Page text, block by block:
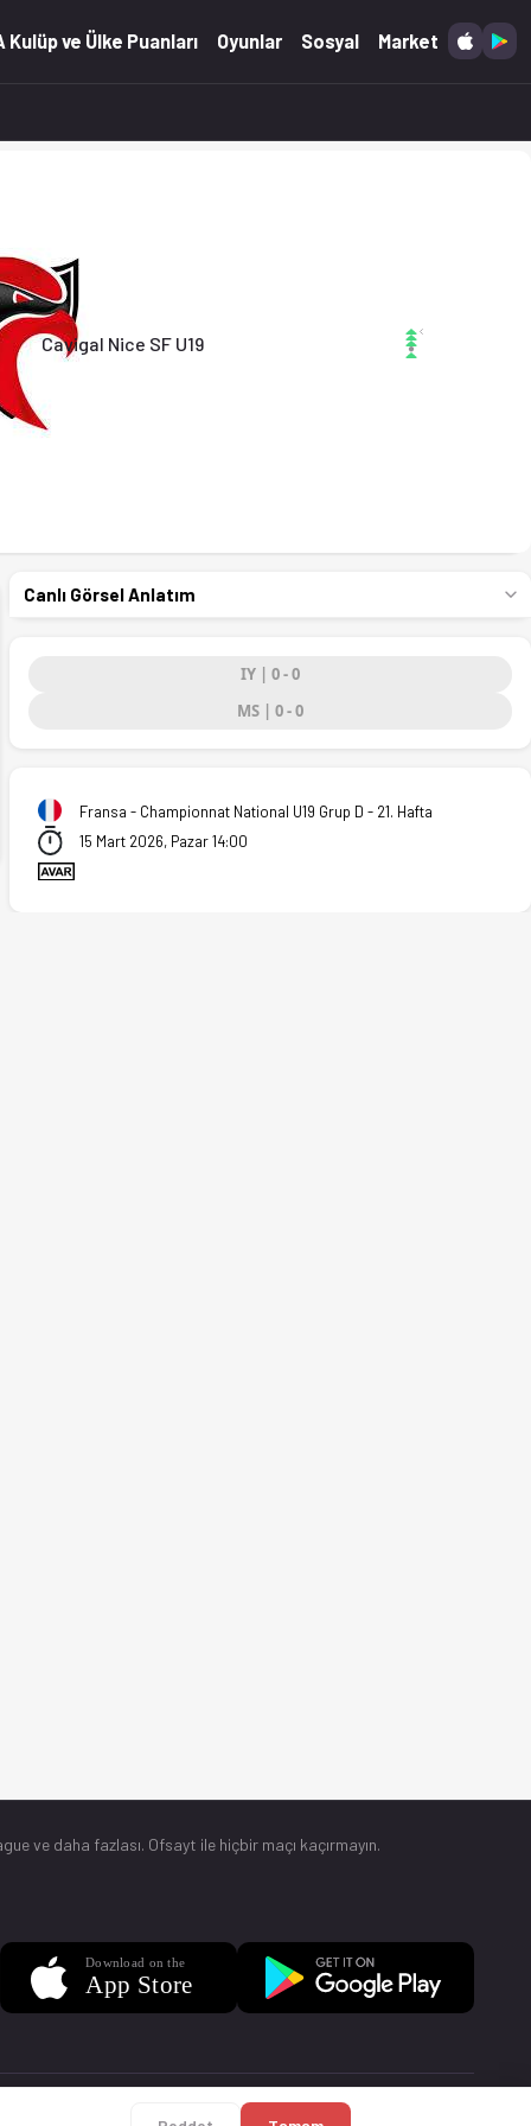
Ofsayt'ta.
Kulüp ve Ülke Puanları Oyunlar Sosyal Market
Ofsayt'ta.
Cavigal Nice SF U19
Canlı Görsel Anlatım
IY | 0 - 0
MS | 0 - 0
Fransa - Championnat National U19 Grup D - 21. Hafta
15 Mart 2026, Pazar 14:00
ve daha fazlası. Ofsayt ile hiçbir maçı kaçırmayın.